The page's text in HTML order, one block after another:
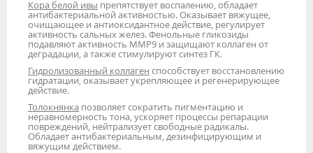
Кора белой ивы препятствует воспалению, обладает
антибактериальной активностью. Оказывает вяжущее,
очищающее и антиоксидантное действие, регулирует
активность сальных желез. Фенольные гликозиды
подавляют активность ММР9 и защищают коллаген от
деградации, а также стимулируют синтез ГК.
Гидролизованный коллаген способствует восстановлению
гидратации, оказывает укрепляющее и регенерирующее
действие.
Толокнянка позволяет сократить пигментацию и
неравномерность тона, ускоряет процессы репарации
повреждений, нейтрализует свободные радикалы.
Обладает антибактериальным, дезинфицирующим и
вяжущим действием.